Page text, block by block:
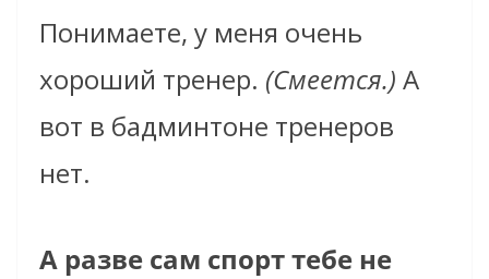
Понимаете, у меня очень
хороший тренер. (Смеется.) А
вот в бадминтоне тренеров
нет.
А разве сам спорт тебе не